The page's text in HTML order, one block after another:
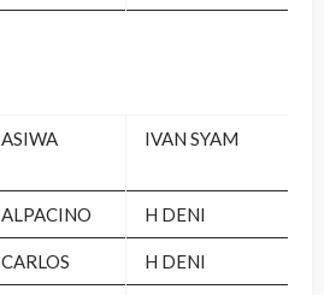
ASIWA IVAN SYAM
ALPACINO H DENI
CARLOS H DENI